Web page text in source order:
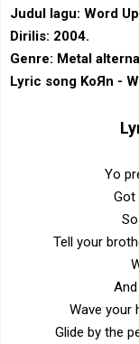
Judul lagu: Word
Dirilis: 2004.
Genre: Metal
Lyric song KoЯn -
Yo
Got
Tell your
Wave your
Glide by the